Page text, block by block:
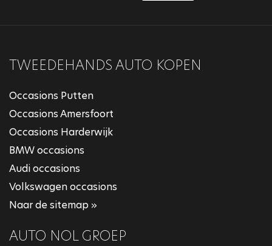
TWEEDEHANDS AUTO KOPEN
Occasions Putten
Occasions Amersfoort
Occasions Harderwijk
BMW occasions
Audi occasions
Volkswagen occasions
Naar de sitemap »
AUTO NOL GROEP